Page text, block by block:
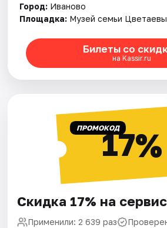
Город: Иваново
Площадка: Музей семьи
Билеты со
на Kassir.ru
ПРОМОКОД17%
Скидка 17% на
Применили: 2 639 раз